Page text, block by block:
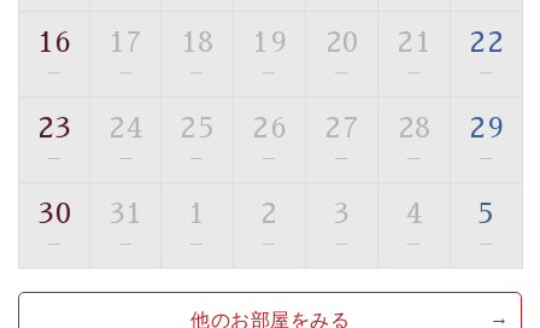
■貸切温泉風呂 （40分2000円）
む貸切温泉風呂です。ゆったりといやされるプライベー
トな空間をお愉しみください。
【旅】
豊富な知識を持ったドライバー兼ガイドが諏訪大社をご
案内します。事前ご予約制ですので、ご利用ご希望の方
16
—
17
—
18
—
19
—
20
—
21
—
22
—
23
—
24
—
25
—
26
—
27
—
28
—
29
—
30
—
31
—
1
—
2
—
3
—
4
—
5
—
他のお部屋をみる